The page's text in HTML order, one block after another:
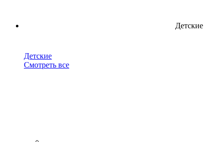
Детские
Детские
Смотреть все